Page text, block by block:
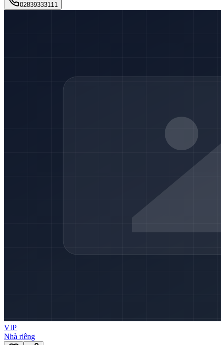
02839333111
VIP
Nhà riêng